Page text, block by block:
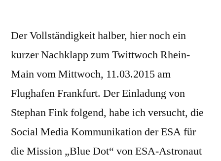
Der Vollständigkeit halber, hier noch ein
kurzer Nachklapp zum Twittwoch Rhein-
Main vom Mittwoch, 11.03.2015 am
Flughafen Frankfurt. Der Einladung von
Stephan Fink folgend, habe ich versucht, die
Social Media Kommunikation der ESA für
die Mission „Blue Dot“ von ESA-Astronaut